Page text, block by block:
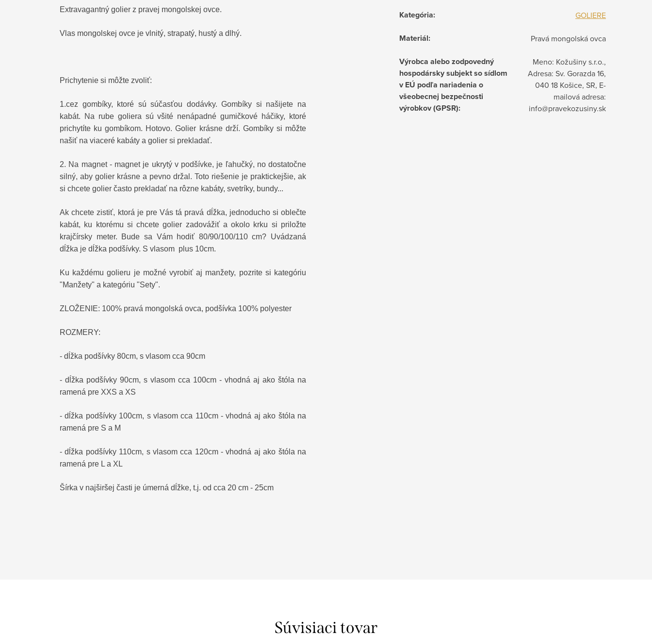
Extravagantný golier z pravej mongolskej ovce.
Vlas mongolskej ovce je vlnitý, strapatý, hustý a dlhý.
Prichytenie si môžte zvoliť:
1.cez gombíky, ktoré sú súčasťou dodávky. Gombíky si našijete na
kabát. Na rube goliera sú všité nenápadné gumičkové háčiky, ktoré
prichytíte ku gombíkom. Hotovo. Golier krásne drží. Gombíky si môžte
našiť na viaceré kabáty a golier si prekladať.
2. Na magnet - magnet je ukrytý v podšívke, je ľahučký, no dostatočne
silný, aby golier krásne a pevno držal. Toto riešenie je praktickejšie, ak
si chcete golier často prekladať na rôzne kabáty, svetríky, bundy...
Ak chcete zistiť, ktorá je pre Vás tá pravá dĺžka, jednoducho si oblečte
kabát, ku ktorému si chcete golier zadovážiť a okolo krku si priložte
krajčírsky meter. Bude sa Vám hodiť 80/90/100/110 cm? Uvádzaná
dĺžka je dĺžka podšívky. S vlasom plus 10cm.
Ku každému golieru je možné vyrobiť aj manžety, pozrite si kategóriu
"Manžety" a kategóriu "Sety".
ZLOŽENIE: 100% pravá mongolská ovca, podšívka 100% polyester
ROZMERY:
- dĺžka podšívky 80cm, s vlasom cca 90cm
- dĺžka podšívky 90cm, s vlasom cca 100cm - vhodná aj ako štóla na
ramená pre XXS a XS
- dĺžka podšívky 100cm, s vlasom cca 110cm - vhodná aj ako štóla na
ramená pre S a M
- dĺžka podšívky 110cm, s vlasom cca 120cm - vhodná aj ako štóla na
ramená pre L a XL
Šírka v najširšej časti je úmerná dĺžke, t.j. od cca 20 cm - 25cm
Kategória: GOLIERE
Materiál: Pravá mongolská ovca
Výrobca alebo zodpovedný
hospodársky subjekt so sídlom
v EÚ podľa nariadenia o
všeobecnej bezpečnosti
výrobkov (GPSR):
Meno: Kožušiny s.r.o.,
Adresa: Sv. Gorazda 16,
040 18 Košice, SR, E-
mailová adresa:
info@pravekozusiny.sk
Súvisiaci tovar